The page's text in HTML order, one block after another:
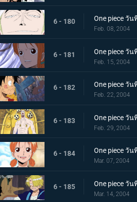
6 - 180
Feb. 08, 2004
6 - 181
Feb. 15, 2004
6 - 182
Feb. 22, 2004
6 - 183
Feb. 29, 2004
6 - 184
Mar. 07, 2004
6 - 185
Mar. 14, 2004